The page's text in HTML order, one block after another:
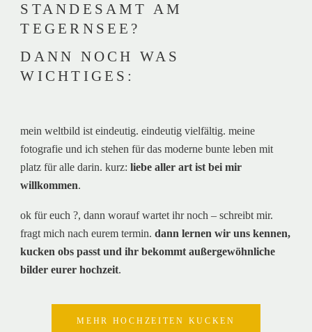
STANDESAMT AM
TEGERNSEE?
DANN NOCH WAS
WICHTIGES:
mein weltbild ist eindeutig. eindeutig vielfältig. meine
fotografie und ich stehen für das moderne bunte leben mit
platz für alle darin. kurz:liebe aller art ist bei mir
willkommen.
ok für euch ?, dann worauf wartet ihr noch – schreibt mir.
fragt mich nach eurem termin.dann lernen wir uns kennen,
kucken obs passt und ihr bekommt außergewöhnliche
bilder eurer hochzeit.
MEHR HOCHZEITEN KUCKEN